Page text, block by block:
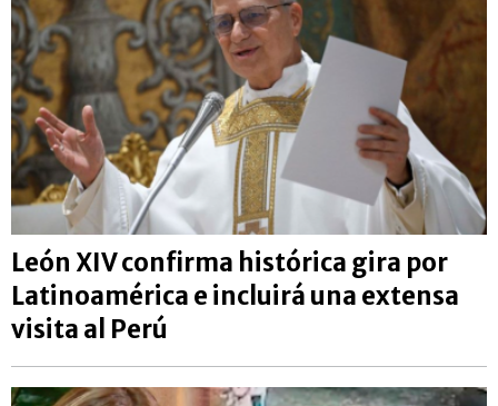
León XIV confirma histórica gira por
Latinoamérica e incluirá una extensa
visita al Perú